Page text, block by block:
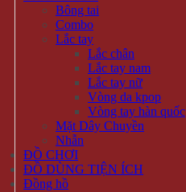
Bông tai
Combo
Lắc tay
Lắc chân
Lắc tay nam
Lắc tay nữ
Vòng da kpop
Vòng tay hàn quốc
Mặt Dây Chuyền
Nhẫn
ĐỒ CHƠI
ĐỒ DÙNG TIỆN ÍCH
Đồng hồ